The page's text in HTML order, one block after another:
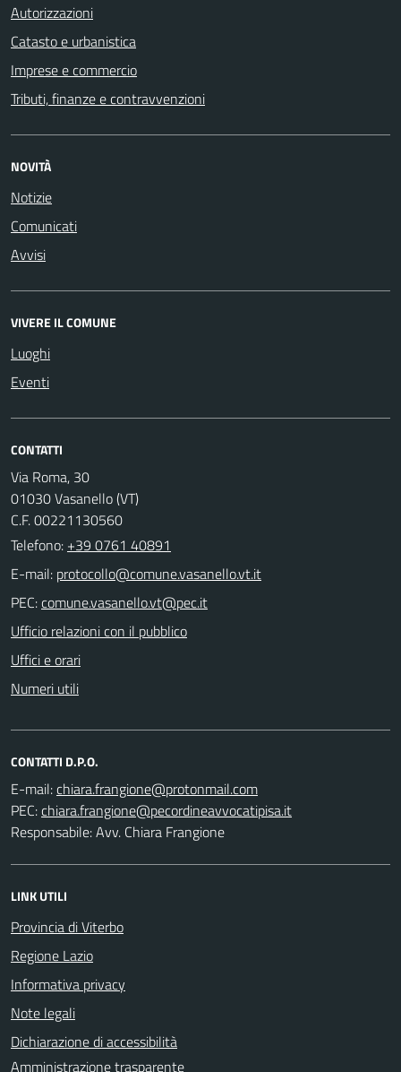
Autorizzazioni
Catasto e urbanistica
Imprese e commercio
Tributi, finanze e contravvenzioni
NOVITÀ
Notizie
Comunicati
Avvisi
VIVERE IL COMUNE
Luoghi
Eventi
CONTATTI
Via Roma, 30
01030 Vasanello (VT)
C.F. 00221130560
Telefono: +39 0761 40891
E-mail:
PEC:
Ufficio relazioni con il pubblico
Uffici e orari
Numeri utili
CONTATTI D.P.O.
E-mail:
PEC:
Responsabile: Avv. Chiara Frangione
LINK UTILI
Provincia di Viterbo
Regione Lazio
Informativa privacy
Note legali
Dichiarazione di accessibilità
Amministrazione trasparente